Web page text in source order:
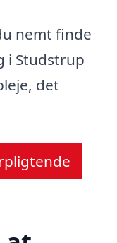
nemt finde
i Studstrup
det